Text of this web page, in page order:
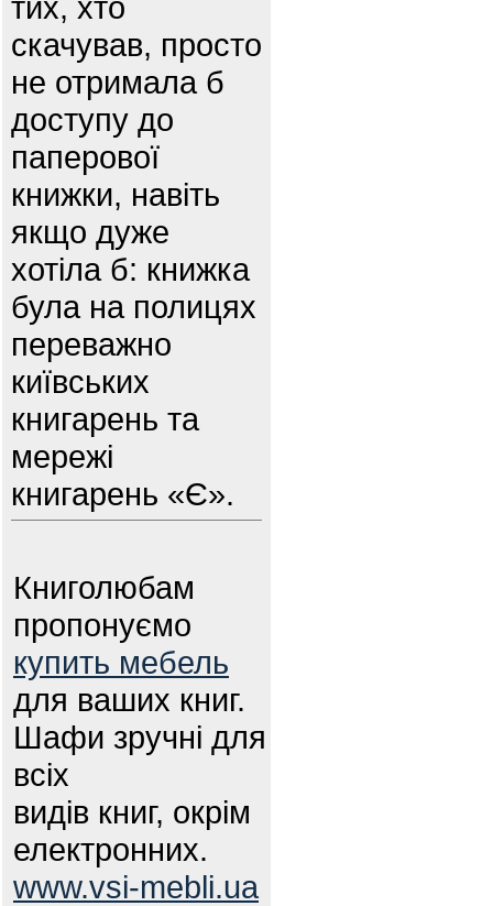
скачував, просто
не отримала б
доступу до
паперової
книжки, навіть
якщо дуже
хотіла б: книжка
була на полицях
переважно
київських
книгарень та
мережі
книгарень «Є».
Книголюбам
пропонуємо
купить мебель
для ваших книг.
Шафи зручні для
всіх
видів книг, окрім
електронних.
www.vsi-mebli.ua